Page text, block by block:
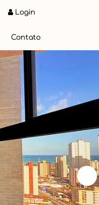
Login
Contato